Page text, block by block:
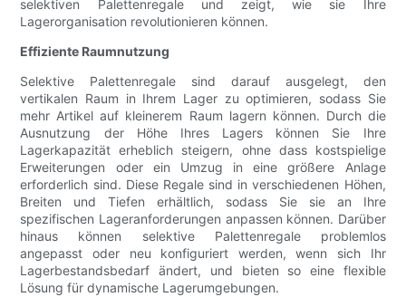
selektiven Palettenregale und zeigt, wie sie Ihre
Lagerorganisation revolutionieren können.
Effiziente Raumnutzung
Selektive Palettenregale sind darauf ausgelegt, den
vertikalen Raum in Ihrem Lager zu optimieren, sodass Sie
mehr Artikel auf kleinerem Raum lagern können. Durch die
Ausnutzung der Höhe Ihres Lagers können Sie Ihre
Lagerkapazität erheblich steigern, ohne dass kostspielige
Erweiterungen oder ein Umzug in eine größere Anlage
erforderlich sind. Diese Regale sind in verschiedenen Höhen,
Breiten und Tiefen erhältlich, sodass Sie sie an Ihre
spezifischen Lageranforderungen anpassen können. Darüber
hinaus können selektive Palettenregale problemlos
angepasst oder neu konfiguriert werden, wenn sich Ihr
Lagerbestandsbedarf ändert, und bieten so eine flexible
Lösung für dynamische Lagerumgebungen.